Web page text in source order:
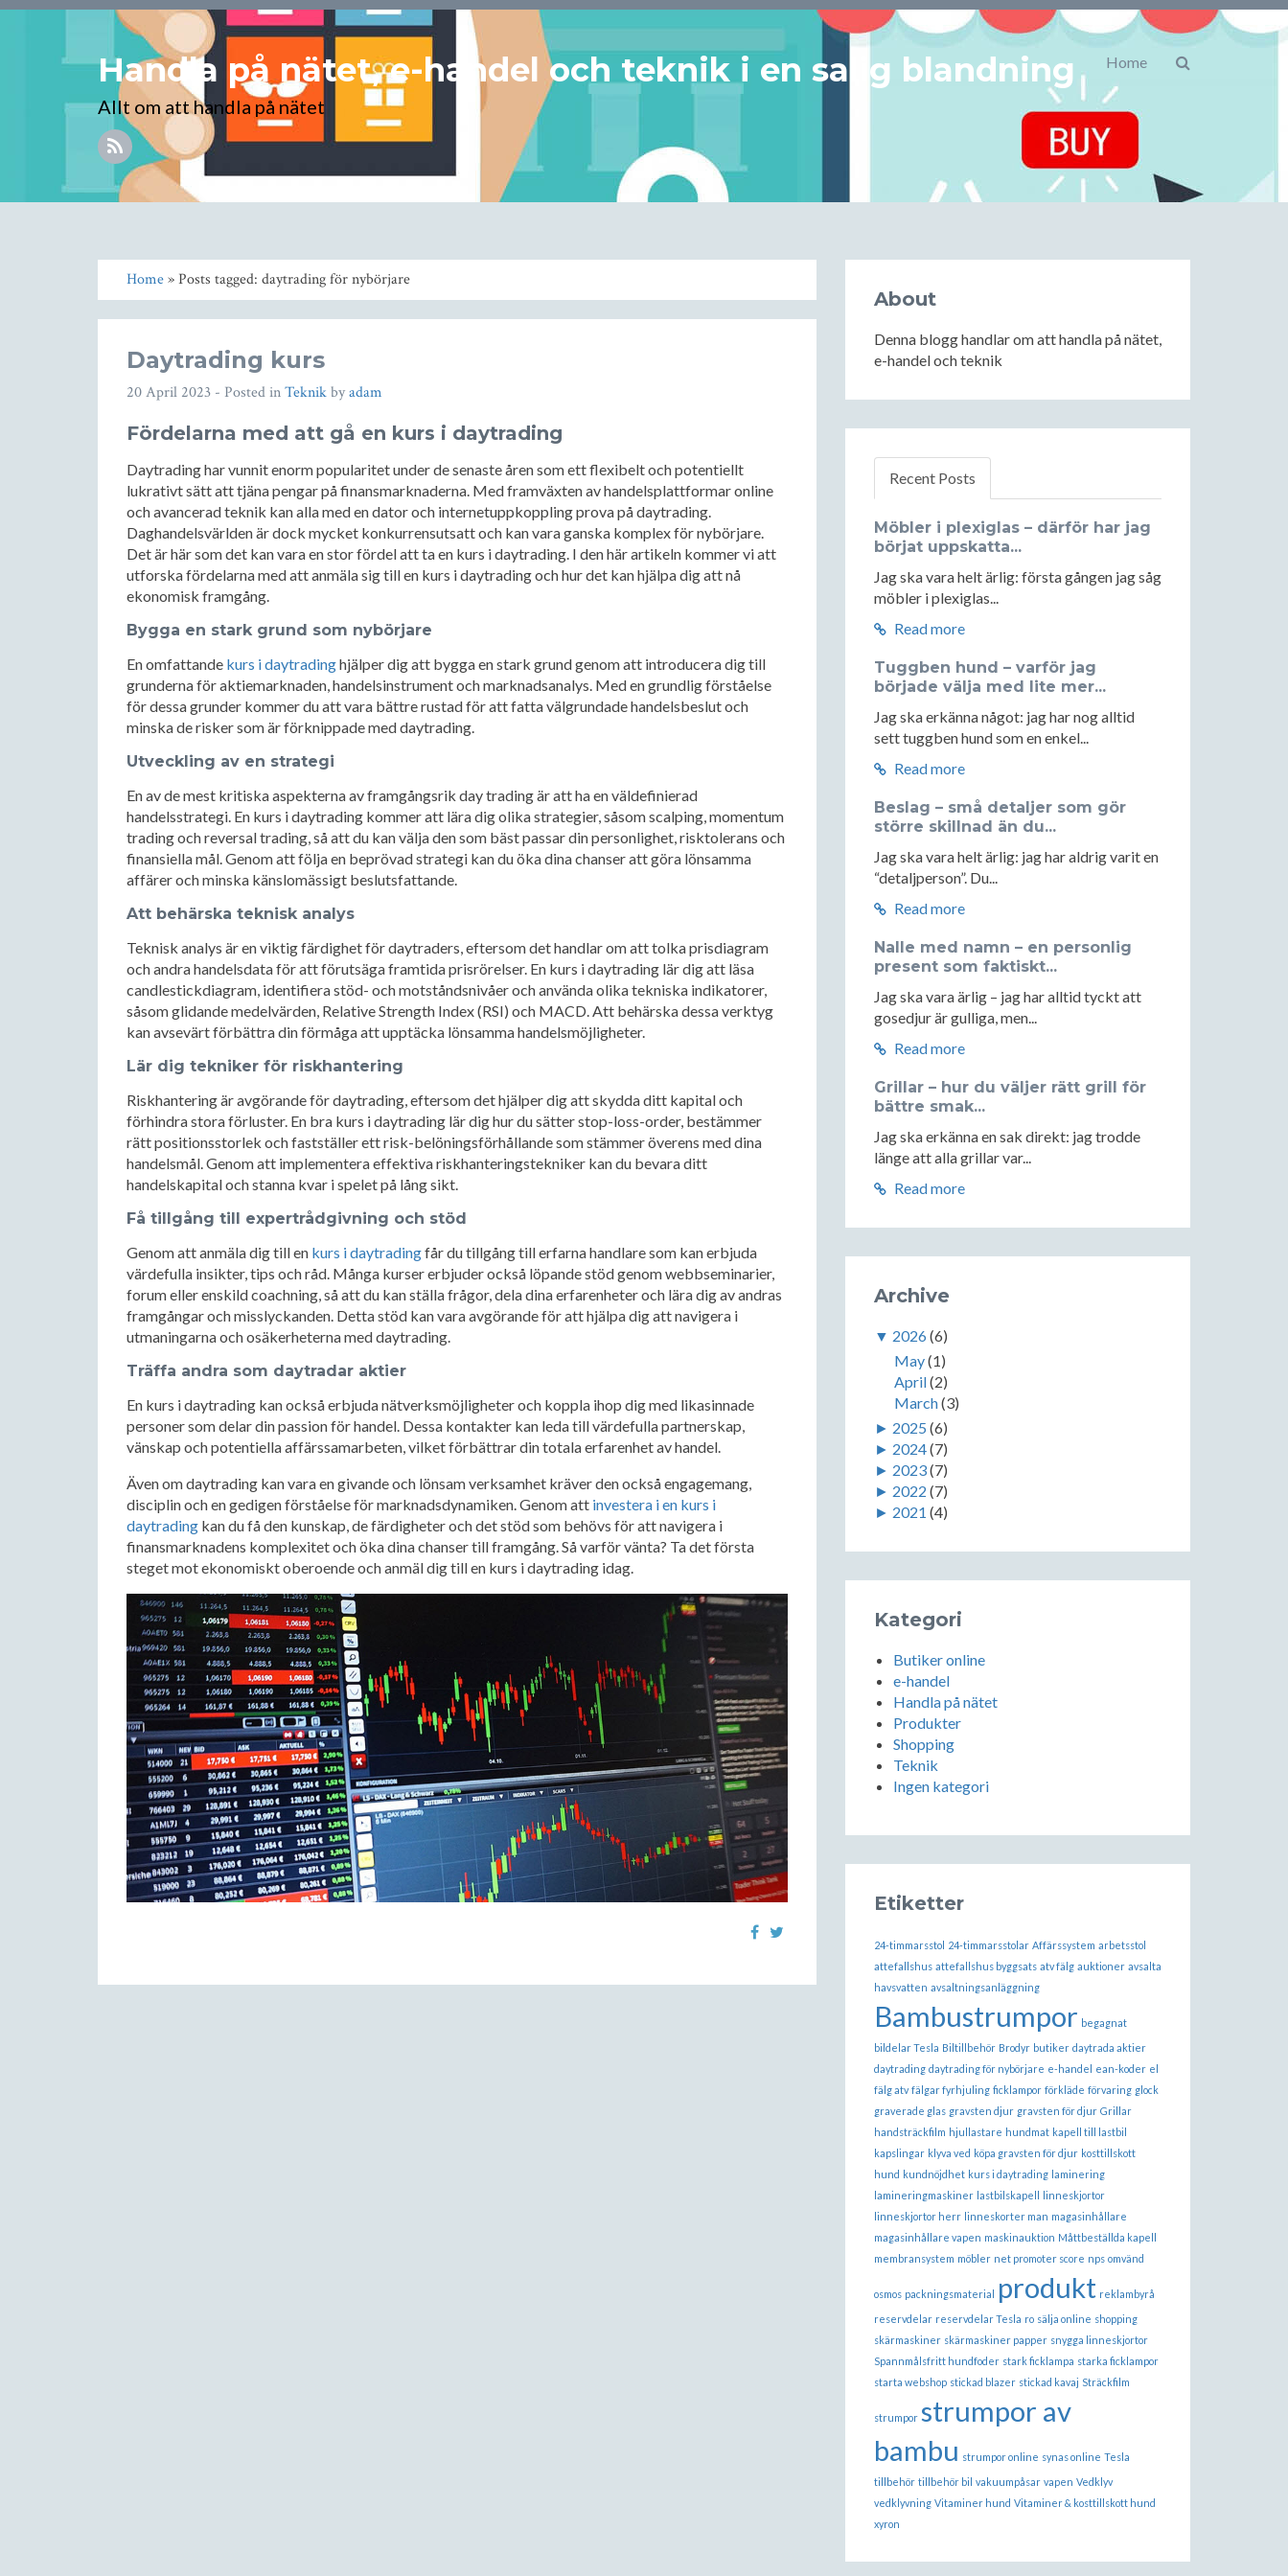
Handla på nätet, e-handel och teknik i en salig blandning
Allt om att handla på nätet
Home
Home» Posts tagged: daytrading för nybörjare
Daytrading kurs
20 April 2023 - Posted inTeknikbyadam
Fördelarna med att gå en kurs i daytrading
Daytrading har vunnit enorm popularitet under de senaste åren som ett flexibelt och potentiellt
lukrativt sätt att tjäna pengar på finansmarknaderna. Med framväxten av handelsplattformar online
och avancerad teknik kan alla med en dator och internetuppkoppling prova på daytrading.
Daghandelsvärlden är dock mycket konkurrensutsatt och kan vara ganska komplex för nybörjare.
Det är här som det kan vara en stor fördel att ta en kurs i daytrading. I den här artikeln kommer vi att
utforska fördelarna med att anmäla sig till en kurs i daytrading och hur det kan hjälpa dig att nå
ekonomisk framgång.
Bygga en stark grund som nybörjare
En omfattande kurs i daytradinghjälper dig att bygga en stark grund genom att introducera dig till
grunderna för aktiemarknaden, handelsinstrument och marknadsanalys. Med en grundlig förståelse
för dessa grunder kommer du att vara bättre rustad för att fatta välgrundade handelsbeslut och
minska de risker som är förknippade med daytrading.
Utveckling av en strategi
En av de mest kritiska aspekterna av framgångsrik day trading är att ha en väldefinierad
handelsstrategi. En kurs i daytrading kommer att lära dig olika strategier, såsom scalping, momentum
trading och reversal trading, så att du kan välja den som bäst passar din personlighet, risktolerans och
finansiella mål. Genom att följa en beprövad strategi kan du öka dina chanser att göra lönsamma
affärer och minska känslomässigt beslutsfattande.
Att behärska teknisk analys
Teknisk analys är en viktig färdighet för daytraders, eftersom det handlar om att tolka prisdiagram
och andra handelsdata för att förutsäga framtida prisrörelser. En kurs i daytrading lär dig att läsa
candlestickdiagram, identifiera stöd- och motståndsnivåer och använda olika tekniska indikatorer,
såsom glidande medelvärden, Relative Strength Index (RSI) och MACD. Att behärska dessa verktyg
kan avsevärt förbättra din förmåga att upptäcka lönsamma handelsmöjligheter.
Lär dig tekniker för riskhantering
Riskhantering är avgörande för daytrading, eftersom det hjälper dig att skydda ditt kapital och
förhindra stora förluster. En bra kurs i daytrading lär dig hur du sätter stop-loss-order, bestämmer
rätt positionsstorlek och fastställer ett risk-belöningsförhållande som stämmer överens med dina
handelsmål. Genom att implementera effektiva riskhanteringstekniker kan du bevara ditt
handelskapital och stanna kvar i spelet på lång sikt.
Få tillgång till expertrådgivning och stöd
Genom att anmäla dig till en kurs i daytradingfår du tillgång till erfarna handlare som kan erbjuda
värdefulla insikter, tips och råd. Många kurser erbjuder också löpande stöd genom webbseminarier,
forum eller enskild coachning, så att du kan ställa frågor, dela dina erfarenheter och lära dig av andras
framgångar och misslyckanden. Detta stöd kan vara avgörande för att hjälpa dig att navigera i
utmaningarna och osäkerheterna med daytrading.
Träffa andra som daytradar aktier
En kurs i daytrading kan också erbjuda nätverksmöjligheter och koppla ihop dig med likasinnade
personer som delar din passion för handel. Dessa kontakter kan leda till värdefulla partnerskap,
vänskap och potentiella affärssamarbeten, vilket förbättrar din totala erfarenhet av handel.
Även om daytrading kan vara en givande och lönsam verksamhet kräver den också engagemang,
disciplin och en gedigen förståelse för marknadsdynamiken. Genom att investera i en kurs i
daytrading kan du få den kunskap, de färdigheter och det stöd som behövs för att navigera i
finansmarknadens komplexitet och öka dina chanser till framgång. Så varför vänta? Ta det första
steget mot ekonomiskt oberoende och anmäl dig till en kurs i daytrading idag.
About
Denna blogg handlar om att handla på nätet,
e-handel och teknik
Recent Posts
Möbler i plexiglas – därför har jag
börjat uppskatta...
Jag ska vara helt ärlig: första gången jag såg
möbler i plexiglas...
Read more
Tuggben hund – varför jag
började välja med lite mer...
Jag ska erkänna något: jag har nog alltid
sett tuggben hund som en enkel...
Read more
Beslag – små detaljer som gör
större skillnad än du...
Jag ska vara helt ärlig: jag har aldrig varit en
“detaljperson”. Du...
Read more
Nalle med namn – en personlig
present som faktiskt...
Jag ska vara ärlig – jag har alltid tyckt att
gosedjur är gulliga, men...
Read more
Grillar – hur du väljer rätt grill för
bättre smak...
Jag ska erkänna en sak direkt: jag trodde
länge att alla grillar var...
Read more
Archive
▼ 2026(6)
May(1)
April(2)
March(3)
► 2025 (6)
► 2024(7)
► 2023(7)
► 2022 (7)
► 2021 (4)
Kategori
Butiker online
e-handel
Handla på nätet
Produkter
Shopping
Teknik
Ingen kategori
Etiketter
24-timmarsstol 24-timmarsstolar Affärssystem arbetsstol
attefallshus attefallshus byggsats atv fälg auktioner avsalta
havsvatten avsaltningsanläggning
Bambustrumpor begagnat
bildelar Tesla Biltillbehör Brodyr butiker daytrada aktier
daytrading daytrading för nybörjare e-handel ean-koder el
fälg atv fälgar fyrhjuling ficklampor förkläde förvaring glock
graverade glas gravsten djur gravsten för djur Grillar
handsträckfilm hjullastare hundmat kapell till lastbil
kapslingar klyva ved köpa gravsten för djur kosttillskott
hund kundnöjdhet kurs i daytrading laminering
lamineringmaskiner lastbilskapell linneskjortor
linneskjortor herr linneskorter man magasinhållare
magasinhållare vapen maskinauktion Måttbeställda kapell
membransystem möbler net promoter score nps omvänd
osmos packningsmaterial produkt reklambyrå
reservdelar reservdelar Tesla ro sälja online shopping
skärmaskiner skärmaskiner papper snygga linneskjortor
Spannmålsfritt hundfoder stark ficklampa starka ficklampor
starta webshop stickad blazer stickad kavaj Sträckfilm
strumpor strumpor av
bambu strumpor online synas online Tesla
tillbehör tillbehör bil vakuumpåsar vapen Vedklyv
vedklyvning Vitaminer hund Vitaminer & kosttillskott hund
xyron